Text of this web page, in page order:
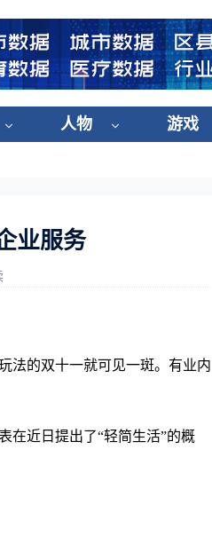
人物 游戏
业服务
法的双十一就可见一斑。有业内
在近日提出了“轻简生活”的概